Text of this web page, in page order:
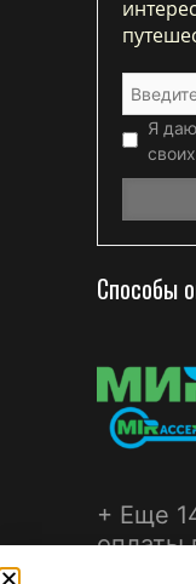
Я даю
Способы
+ Еще
оплаты